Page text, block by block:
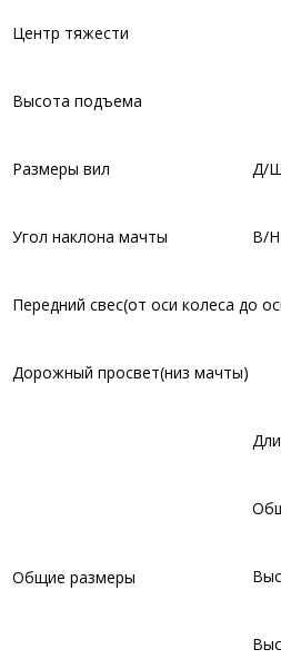
Центр тяжести
Высота подъема
Размеры вил Д/
Угол наклона мачты В/Н
Передний свес(от оси колеса до
Дорожный просвет(низ мачты)
Общие размеры